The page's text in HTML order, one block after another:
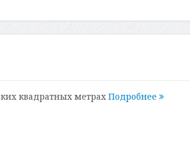
квадратных метрах Подробнее